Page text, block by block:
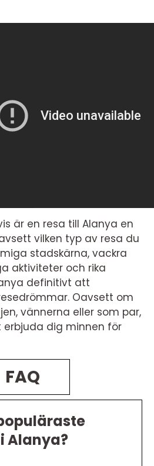
är en resa till Alanya en
vilken typ av resa du
stadskärna, vackra
aktiviteter och rika
definitivt att
Oavsett om
vännerna eller som par,
dig minnen för
FAQ
Alanya?